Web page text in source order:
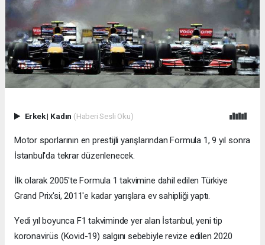
Erkek| Kadın (Haberi Sesli Oku)
Motor sporlarının en prestijli yarışlarından Formula 1, 9 yıl sonra
İstanbul'da tekrar düzenlenecek.
İlk olarak 2005'te Formula 1 takvimine dahil edilen Türkiye
Grand Prix'si, 2011'e kadar yarışlara ev sahipliği yaptı.
Yedi yıl boyunca F1 takviminde yer alan İstanbul, yeni tip
koronavirüs (Kovid-19) salgını sebebiyle revize edilen 2020